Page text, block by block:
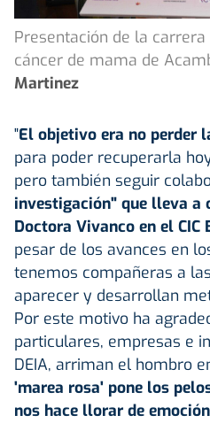
Presentación de la
cáncer de mama de
Martinez
"El objetivo era no perder
para poder recuperarla
pero también seguir
investigación" que lleva a
Doctora Vivanco en el CIC
pesar de los avances en
tenemos compañeras a
aparecer y desarrollan
Por este motivo ha
particulares, empresas e
DEIA, arriman el hombro
'marea rosa' pone los
nos hace llorar de emoción